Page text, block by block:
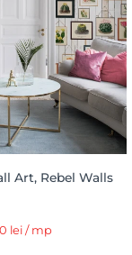
Art, Rebel Walls
lei / mp